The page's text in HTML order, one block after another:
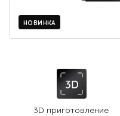
Технологии
Где купить
8 800 3333 887
НОВИНКА
3D приготовление